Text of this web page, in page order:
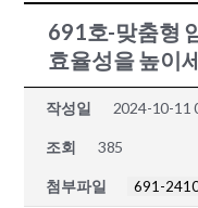
691호-맞춤형
효율성을 높이
작성일 2024-10-11
조회 385
첨부파일 691-